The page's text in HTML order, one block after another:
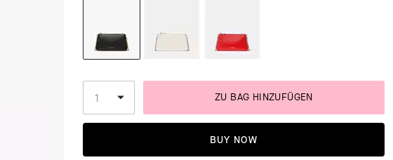
ZU BAG HINZUFÜGEN
BUY NOW